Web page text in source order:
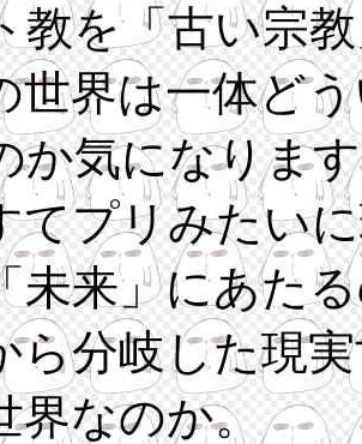
教を「古い宗
世界は一体ど
か気になりま
てプリみたい
未来」にあた
ら分岐した現
界なのか。